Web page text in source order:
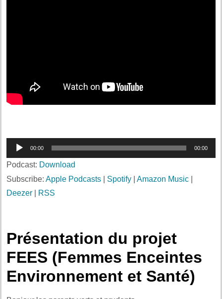
Lecteur
audio
00:00 00:00
Podcast: Download
Subscribe: Apple Podcasts Spotify Amazon Music
Deezer
RSS
Présentation du projet
FEES (Femmes Enceintes
Environnement et Santé)